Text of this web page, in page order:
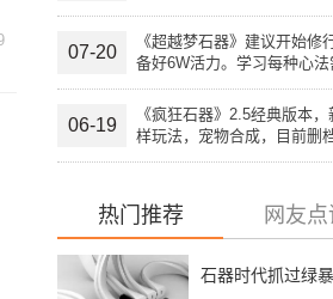
07-20
《超越梦石器》建议开始修
备好6W活力。学习每种心法
活力点
06-19
《疯狂石器》2.5经典版本，
样玩法，宠物合成，目前删
中，欢迎大家加入。
热门推荐 网友点
石器时代抓过绿